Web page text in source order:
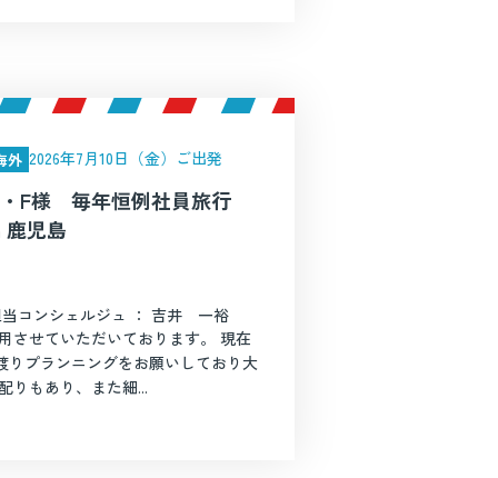
外 2026年7月10日（金）ご出発
F様 毎年恒例社員旅行
鹿児島
コンシェルジュ ： 吉井 一裕
させていただいております。 現在
りプランニングをお願いしており大
りもあり、また細...